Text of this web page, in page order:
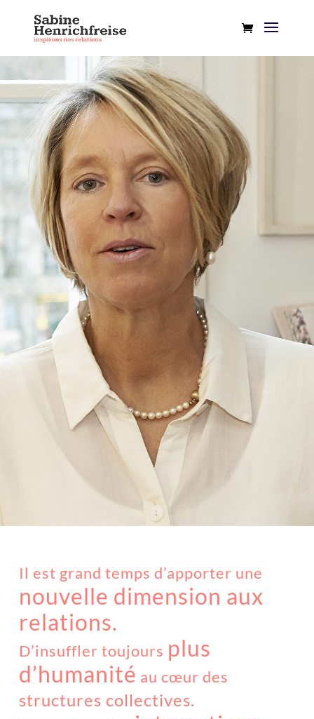
Il est grand temps d’apporter une
nouvelle dimension aux
relations.
D’insuffler toujours plus
d’humanité au cœur des
structures collectives.